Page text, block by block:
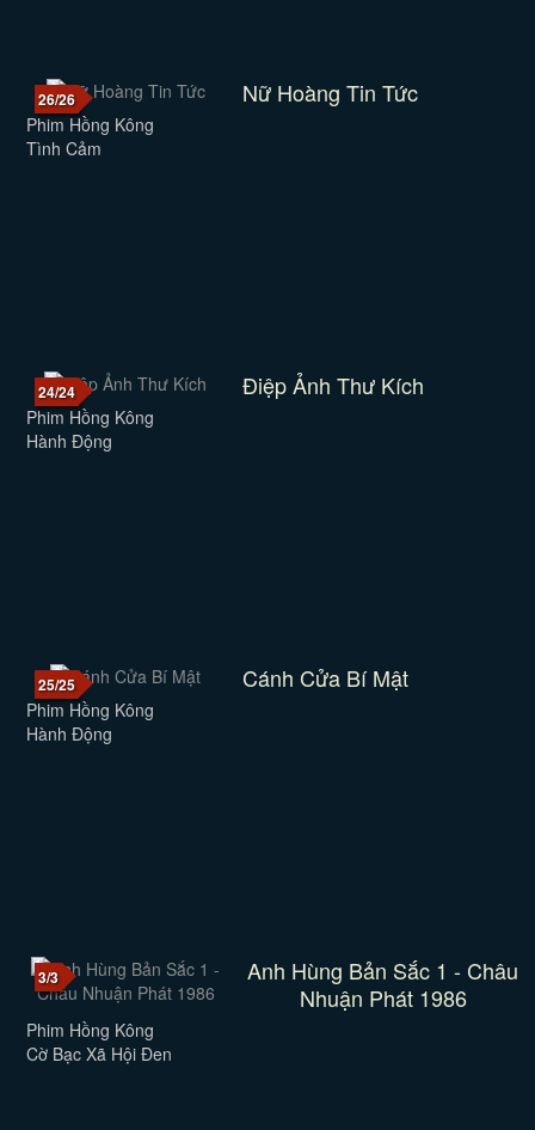
26/26 Nữ Hoàng Tin Tức
Phim Hồng Kông
Tình Cảm
24/24 Điệp Ảnh Thư Kích
Phim Hồng Kông
Hành Động
25/25 Cánh Cửa Bí Mật
Phim Hồng Kông
Hành Động
3/3
Anh Hùng Bản Sắc 1 - Châu
Nhuận Phát 1986
Phim Hồng Kông
Cờ Bạc Xã Hội Đen